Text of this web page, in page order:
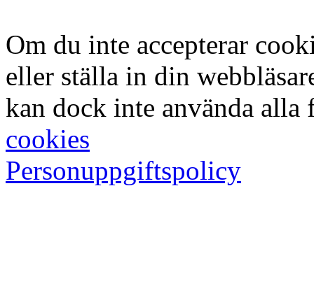
Om du inte accepterar
eller ställa in din
kan dock inte använda
cookies
Personuppgiftspolicy